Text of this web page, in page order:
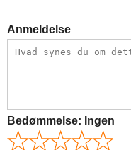
Anmeldelse
Bedømmelse: Ingen